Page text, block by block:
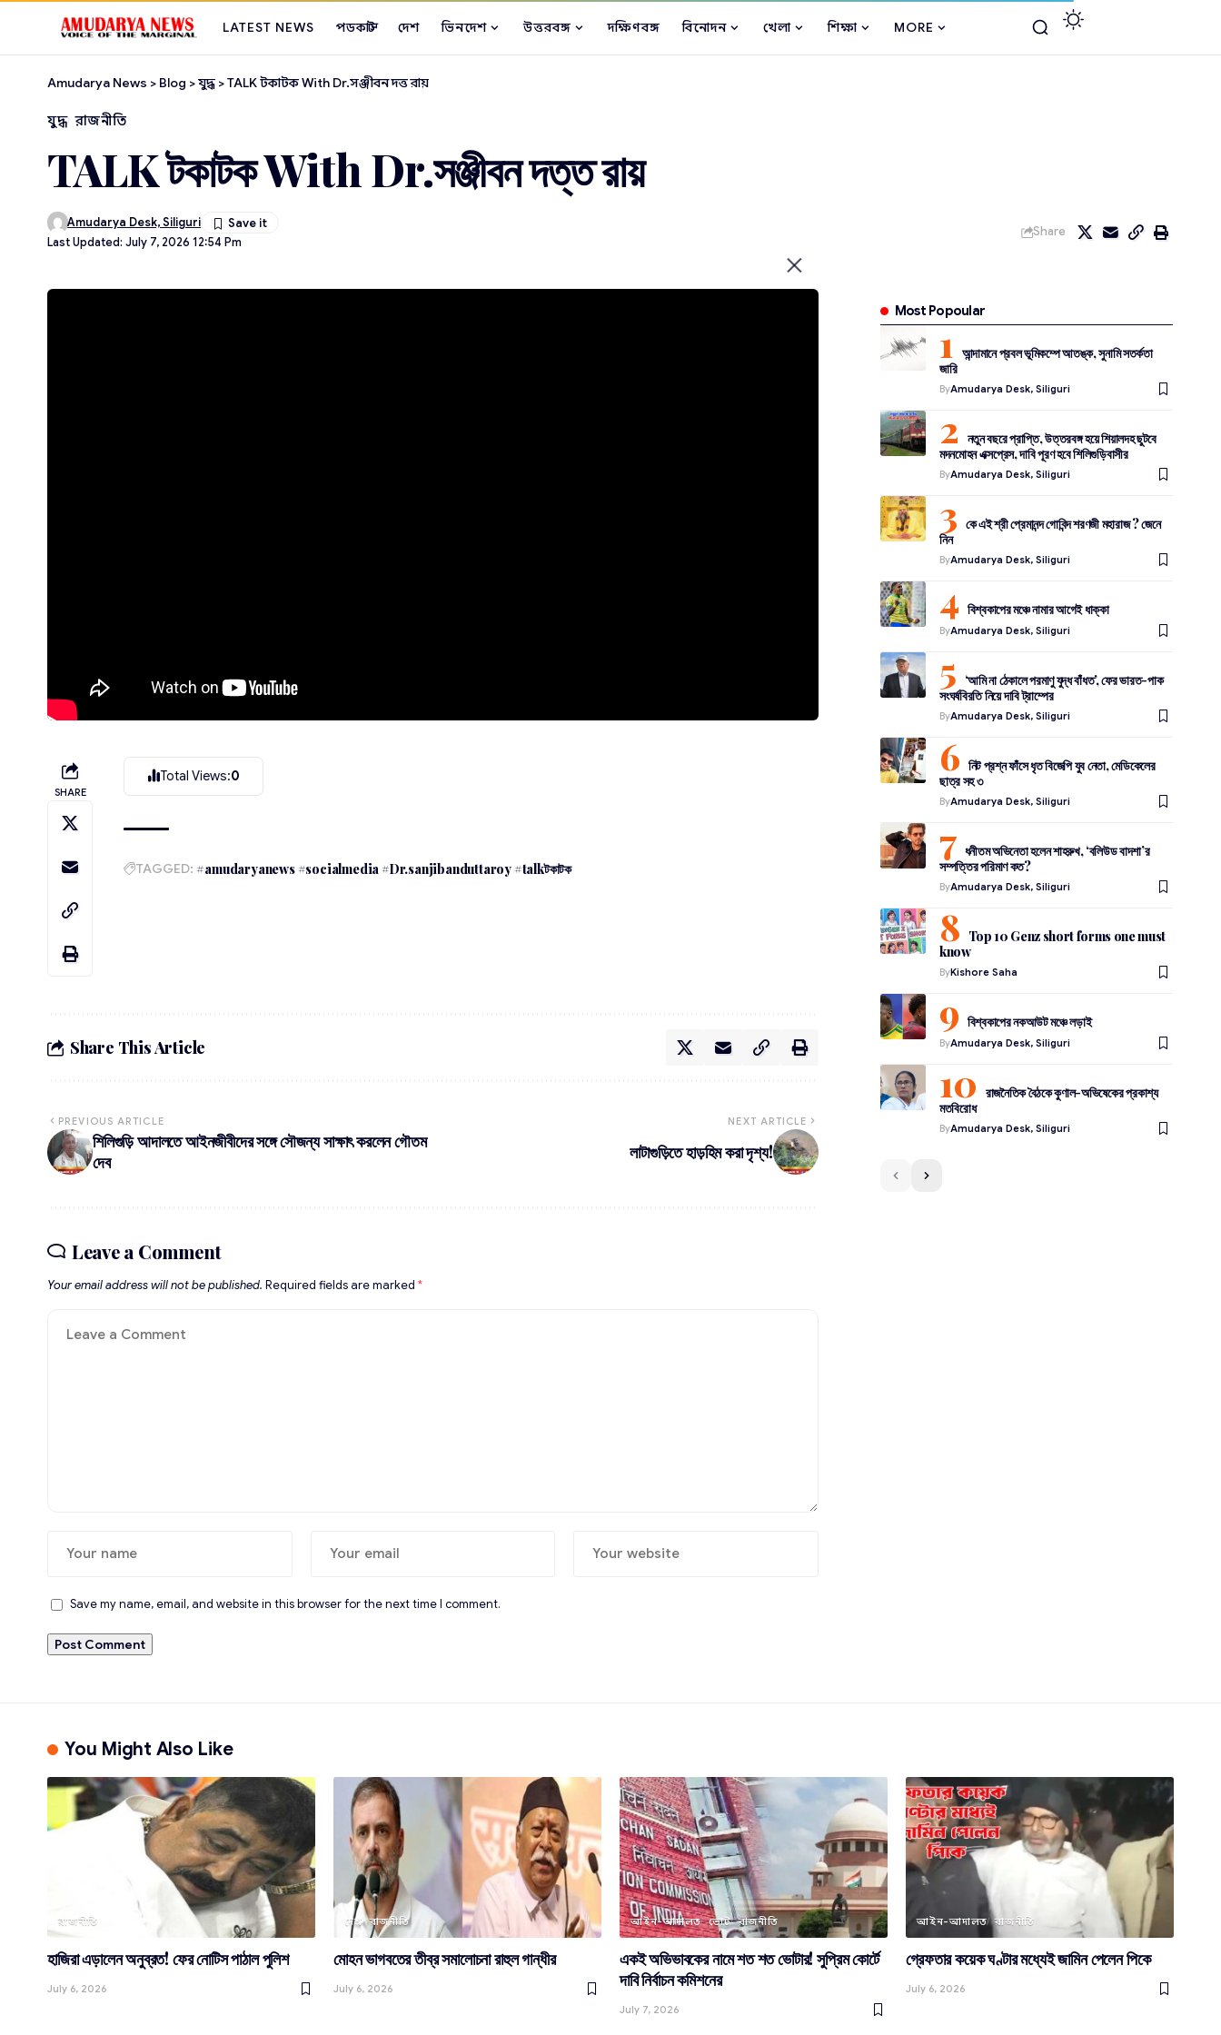
LATEST NEWS পডকাস্ট দেশ ভিনদেশ উত্তরবঙ্গ দক্ষিণবঙ্গ বিনোদন খেলা শিক্ষা MORE
Amudarya News > Blog >যুদ্ধ >TALK টকাটক With Dr.সঞ্জীবন দত্ত রায়
যুদ্ধ রাজনীতি
TALK টকাটক With Dr.সঞ্জীবন দত্ত রায়
Last Updated: July 7, 2026 12:54 Pm
Amudarya Desk, Siliguri
Share
SHARE
Total Views:0
TAGGED: #amudaryanews #socialmedia #Dr.sanjibanduttaroy #talkটকাটক
Share This Article
PREVIOUS ARTICLE
শিলিগুড়ি আদালতে আইনজীবীদের সঙ্গে সৌজন্য সাক্ষাৎ করলেন গৌতম
দেব
NEXT ARTICLE
লাটাগুড়িতে হাড়হিম করা দৃশ্য!
Leave a Comment
Your email address will not be published. Required fields are marked *
Save my name, email, and website in this browser for the next time I comment.
Most Popoular
আন্দামানে প্রবল ভূমিকম্পে আতঙ্ক, সুনামি সতর্কতা
জারি
ByAmudarya Desk, Siliguri
নতুন বছরে প্রাপ্তি, উত্তরবঙ্গ হয়ে শিয়ালদহ ছুটবে
মদনমোহন এক্সপ্রেস, দাবি পূরণ হবে শিলিগুড়িবাসীর
ByAmudarya Desk, Siliguri
কে এই শ্রী প্রেমানন্দ গোবিন্দ শরণজী মহারাজ ? জেনে
নিন
ByAmudarya Desk, Siliguri
বিশ্বকাপের মঞ্চে নামার আগেই ধাক্কা
ByAmudarya Desk, Siliguri
‘আমি না ঠেকালে পরমাণু যুদ্ধ বাঁধত’, ফের ভারত-পাক
সংঘর্ষবিরতি নিয়ে দাবি ট্রাম্পের
ByAmudarya Desk, Siliguri
নিট প্রশ্ন ফাঁসে ধৃত বিজেপি যুব নেতা, মেডিকেলের
ছাত্র সহ ৩
ByAmudarya Desk, Siliguri
ধনীতম অভিনেতা হলেন শাহরুখ, ‘বলিউড বাদশা’র
সম্পত্তির পরিমাণ কত?
ByAmudarya Desk, Siliguri
Top 10 Genz short forms one must
know
ByKishore Saha
বিশ্বকাপের নকআউট মঞ্চে লড়াই
ByAmudarya Desk, Siliguri
রাজনৈতিক বৈঠকে কুণাল-অভিষেকের প্রকাশ্য
মতবিরোধ
ByAmudarya Desk, Siliguri
You Might Also Like
রাজনীতি
হাজিরা এড়ালেন অনুব্রত! ফের নোটিস পাঠাল পুলিশ
July 6, 2026
দেশ রাজনীতি
মোহন ভাগবতের তীব্র সমালোচনা রাহুল গান্ধীর
July 6, 2026
আইন-আদালত ভোট রাজনীতি
একই অভিভাবকের নামে শত শত ভোটার! সুপ্রিম কোর্টে
দাবি নির্বাচন কমিশনের
July 7, 2026
আইন-আদালত রাজনীতি
গ্রেফতার কয়েক ঘণ্টার মধ্যেই জামিন পেলেন পিকে
July 6, 2026